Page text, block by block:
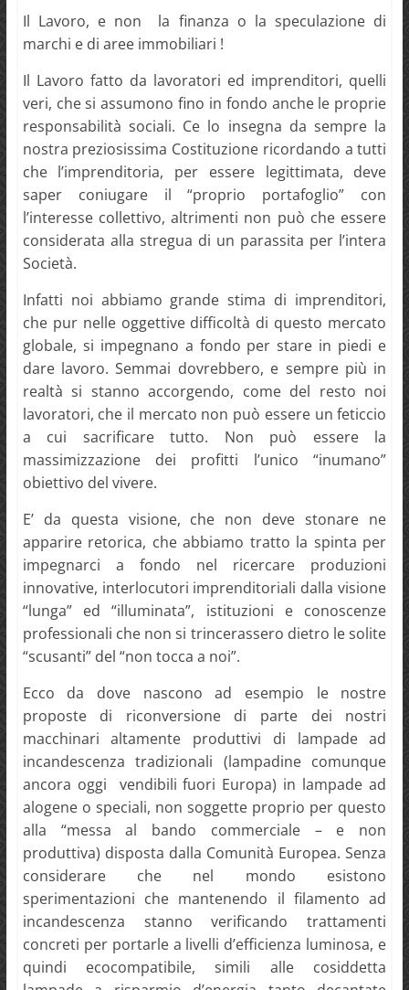
Il Lavoro, e non la finanza o la speculazione di
marchi e di aree immobiliari !
Il Lavoro fatto da lavoratori ed imprenditori, quelli
veri, che si assumono fino in fondo anche le proprie
responsabilità sociali. Ce lo insegna da sempre la
nostra preziosissima Costituzione ricordando a tutti
che l’imprenditoria, per essere legittimata, deve
saper coniugare il “proprio portafoglio” con
l’interesse collettivo, altrimenti non può che essere
considerata alla stregua di un parassita per l’intera
Società.
Infatti noi abbiamo grande stima di imprenditori,
che pur nelle oggettive difficoltà di questo mercato
globale, si impegnano a fondo per stare in piedi e
dare lavoro. Semmai dovrebbero, e sempre più in
realtà si stanno accorgendo, come del resto noi
lavoratori, che il mercato non può essere un feticcio
a cui sacrificare tutto. Non può essere la
massimizzazione dei profitti l’unico “inumano”
obiettivo del vivere.
E’ da questa visione, che non deve stonare ne
apparire retorica, che abbiamo tratto la spinta per
impegnarci a fondo nel ricercare produzioni
innovative, interlocutori imprenditoriali dalla visione
“lunga” ed “illuminata”, istituzioni e conoscenze
professionali che non si trincerassero dietro le solite
“scusanti” del “non tocca a noi”.
Ecco da dove nascono ad esempio le nostre
proposte di riconversione di parte dei nostri
macchinari altamente produttivi di lampade ad
incandescenza tradizionali (lampadine comunque
ancora oggi vendibili fuori Europa) in lampade ad
alogene o speciali, non soggette proprio per questo
alla “messa al bando commerciale – e non
produttiva) disposta dalla Comunità Europea. Senza
considerare che nel mondo esistono
sperimentazioni che mantenendo il filamento ad
incandescenza stanno verificando trattamenti
concreti per portarle a livelli d’efficienza luminosa, e
quindi ecocompatibile, simili alle cosiddetta